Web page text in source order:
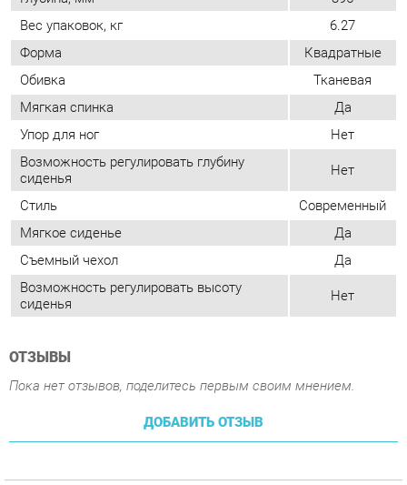
Упор для ног
Нет
Возможность регулировать глубину
сиденья
Нет
Стиль
Современный
Мягкое сиденье
Да
Съемный чехол
Да
Возможность регулировать высоту
сиденья Нет
ОТЗЫВЫ
Пока нет отзывов, поделитесь первым своим мнением.
ДОБАВИТЬ ОТЗЫВ
ПОХОЖИЕ ТОВАРЫ